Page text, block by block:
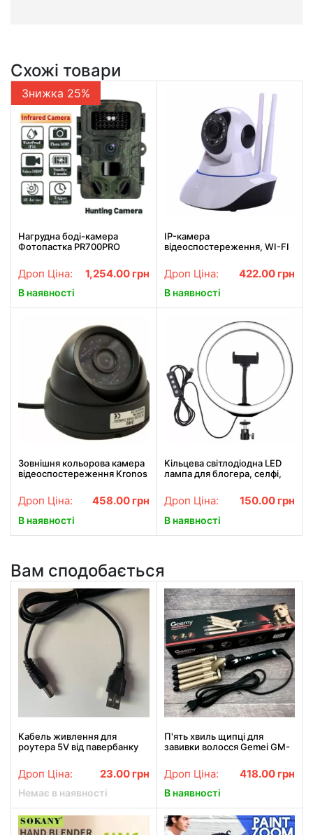
Схожі товари
Знижка 25%
Нагрудна боді-камера
Фотопастка PR700PRO
12мп з екраном та нічним
баченням
Дроп Ціна: 1,254.00 грн
В наявності
IP-камера
відеоспостереження, WI-FI
нічне бачення
Дроп Ціна: 422.00 грн
В наявності
Зовнішня кольорова камера
відеоспостереження Kronos
Дроп Ціна: 458.00 грн
В наявності
Кільцева світлодіодна LED
лампа для блогера, селфі,
см Ring
Дроп Ціна: 150.00 грн
В наявності
Вам сподобається
Кабель живлення для
роутера 5V від павербанку
роутера
Дроп Ціна: 23.00 грн
Немає в наявності
П'ять хвиль щипці для
завивки волосся Gemei GM-
волосся АКЦІЯ
Дроп Ціна: 418.00 грн
В наявності